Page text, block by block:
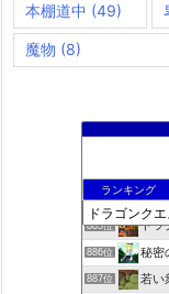
本棚道中 (49)
魔物 (8)
ランキング
夢
884位 ドラ
885位 ドラ
886位 秘密
887位 若い